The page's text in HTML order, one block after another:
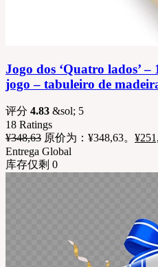
Jogo dos ‘Quatro lados’
jogo – tabuleiro de
评分 4.83 &sol; 5
18 Ratings
¥348,63 原价为：¥348,63。 ¥
Entrega Global
库存仅剩 0